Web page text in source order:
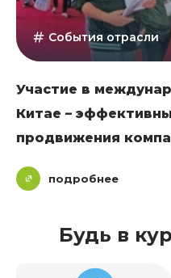
События отрасли
Участие в
Китае –
продвижения
подробнее
Будь в